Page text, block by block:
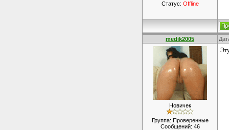
Статус: Offline
medik2005
Новичек
Группа: Проверенные
Сообщений: 46